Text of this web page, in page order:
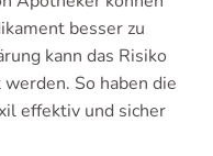
besser zu
kann das Risiko
So haben die
effektiv und sicher